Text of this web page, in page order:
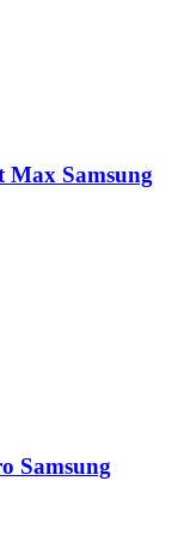
Max Samsung
Samsung